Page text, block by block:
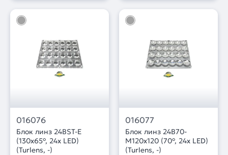
016076
Блок линз 24BST-E
(130x65°, 24x LED)
(Turlens, -)
016077
Блок линз 24B70-
M120х120 (70°, 24x LED)
(Turlens, -)